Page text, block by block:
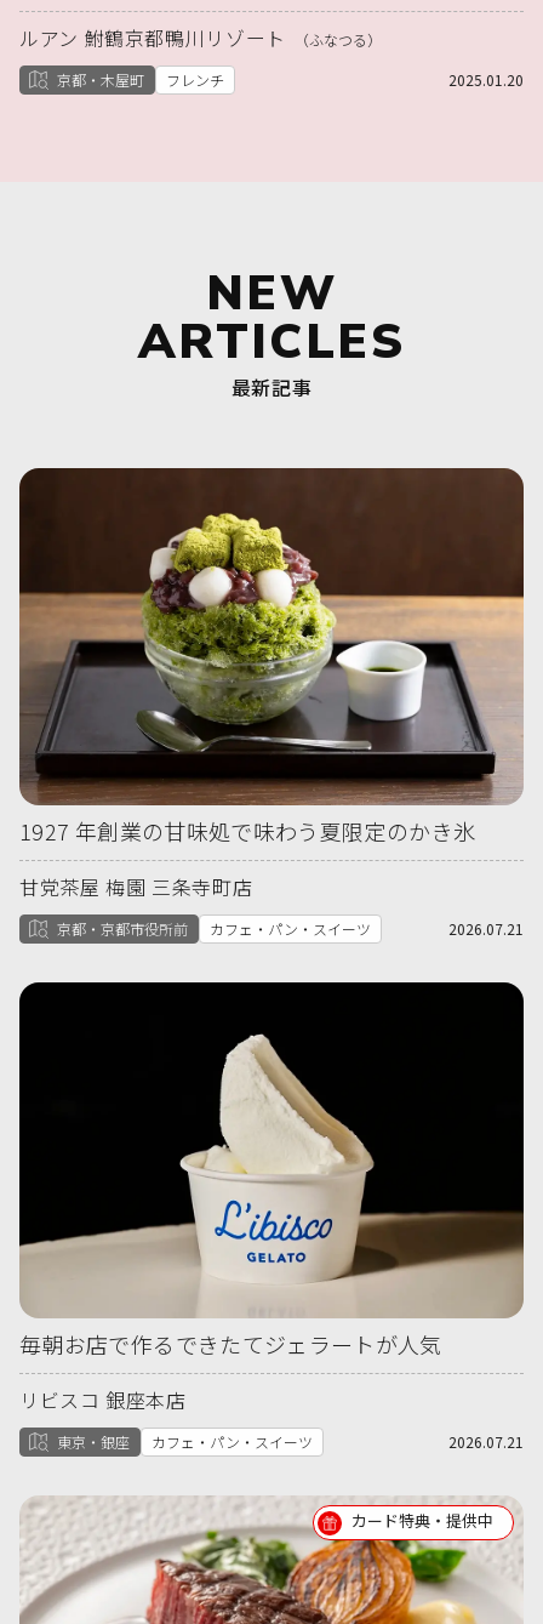
ルアン 鮒鶴京都鴨川リゾート
（ふなつる）
京都・木屋町
フレンチ 2025.01.20
NEW
ARTICLES
最新記事
1927 年創業の甘味処で味わう夏限定のかき氷
甘党茶屋 梅園 三条寺町店
京都・京都市役所前 カフェ・パン・スイーツ 2026.07.21
毎朝お店で作るできたてジェラートが人気
リビスコ 銀座本店
東京・銀座 カフェ・パン・スイーツ 2026.07.21
カード特典・提供中